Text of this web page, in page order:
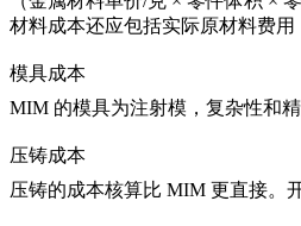
材料成本还应包括实际原材料费用
模具成本
MIM 的模具为注射模，复杂性和
压铸成本
压铸的成本核算比 MIM 更直接。